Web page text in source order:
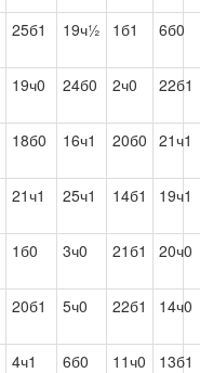
25б1 19ч½ 1б1 6б0
19ч0 24б0 2ч0 22б1
18б0 16ч1 20б0 21ч1
21ч1 25ч1 14б1 19ч1
1б0 3ч0 21б1 20ч0
20б1 5ч0 22б1 14ч0
4ч1 6б0 11ч0 13б1